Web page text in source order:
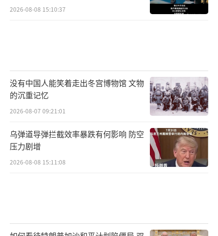
2026-08-08 15:10:37
没有中国人能笑着走出冬宫博物馆 文物
的沉重记忆
2026-08-07 09:21:01
乌弹道导弹拦截效率暴跌有何影响 防空
压力剧增
2026-08-08 15:11:08